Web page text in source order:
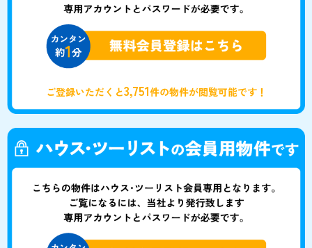
ご登録いただくと3,751件の物件が閲覧可能です！